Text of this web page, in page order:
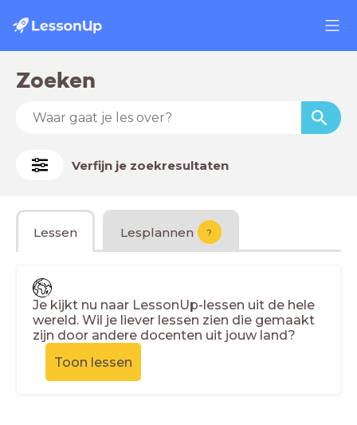
Zoeken
Verfijn je zoekresultaten
Lessen Lesplannen ?
Je kijkt nu naar LessonUp-lessen uit de hele
wereld. Wil je liever lessen zien die gemaakt
zijn door andere docenten uit jouw land?
Toon lessen